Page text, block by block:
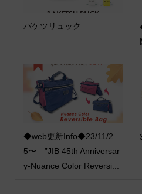
バケツリュック
◆web更新Info◆23/11/2
5〜 ”JIB 45th Anniversar
y-Nuance Color Reversi...